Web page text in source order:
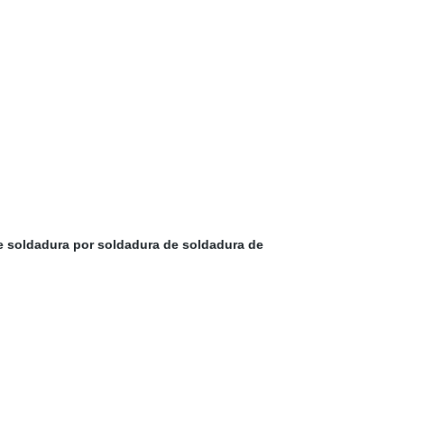
soldadura por soldadura de soldadura de